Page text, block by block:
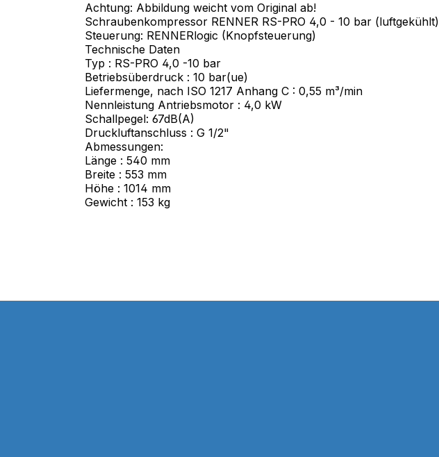
Achtung: Abbildung weicht vom Original ab!
Schraubenkompressor RENNER RS-PRO 4,0 - 10 bar (luftgekühlt)
Steuerung: RENNERlogic (Knopfsteuerung)
Technische Daten
Typ : RS-PRO 4,0 -10 bar
Betriebsüberdruck : 10 bar(ue)
Liefermenge, nach ISO 1217 Anhang C : 0,55 m³/min
Nennleistung Antriebsmotor : 4,0 kW
Schallpegel: 67dB(A)
Druckluftanschluss : G 1/2"
Abmessungen:
Länge : 540 mm
Breite : 553 mm
Höhe : 1014 mm
Gewicht : 153 kg